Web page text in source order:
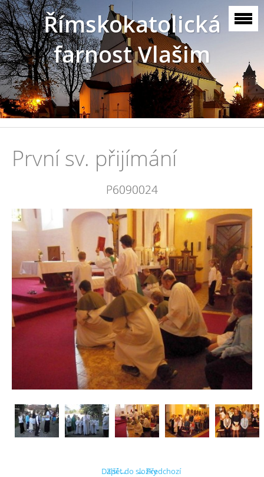
Římskokatolická
farnost Vlašim
První sv. přijímání
P6090024
← Předchozí
Další →
Zpět do složky